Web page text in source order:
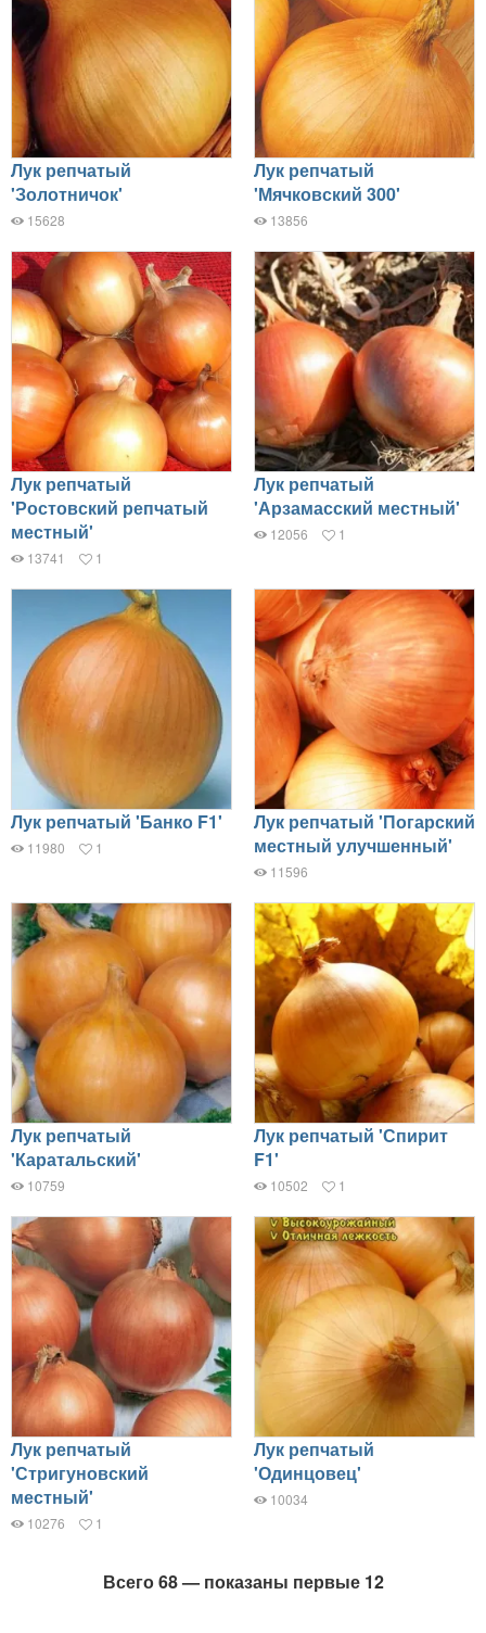
Лук репчатый
'Золотничок'
15628
Лук репчатый
'Мячковский 300'
13856
Лук репчатый
'Ростовский репчатый
местный'
13741 1
Лук репчатый
'Арзамасский местный'
12056 1
Лук репчатый 'Банко F1'
11980 1
Лук репчатый 'Погарский
местный улучшенный'
11596
Лук репчатый
'Каратальский'
10759
Лук репчатый 'Спирит
F1'
10502 1
Лук репчатый
'Стригуновский
местный'
10276 1
Лук репчатый
'Одинцовец'
10034
Всего 68 — показаны первые 12